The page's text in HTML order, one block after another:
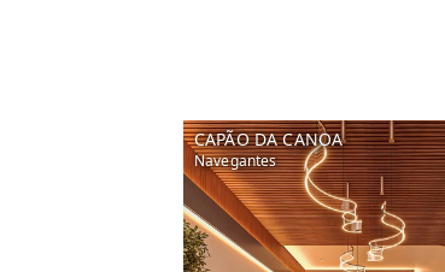
CAPÃO DA CANOA
Navegantes